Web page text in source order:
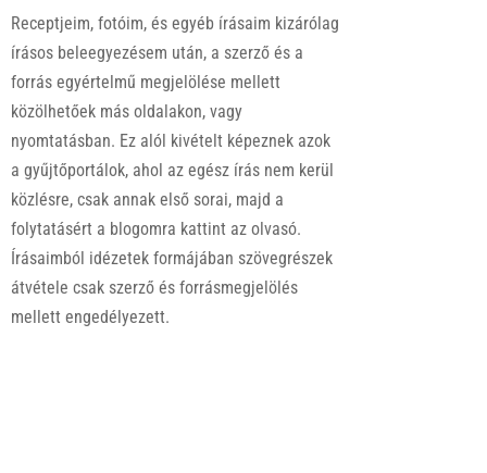
Receptjeim, fotóim, és egyéb írásaim kizárólag
írásos beleegyezésem után, a szerző és a
forrás egyértelmű megjelölése mellett
közölhetőek más oldalakon, vagy
nyomtatásban. Ez alól kivételt képeznek azok
a gyűjtőportálok, ahol az egész írás nem kerül
közlésre, csak annak első sorai, majd a
folytatásért a blogomra kattint az olvasó.
Írásaimból idézetek formájában szövegrészek
átvétele csak szerző és forrásmegjelölés
mellett engedélyezett.